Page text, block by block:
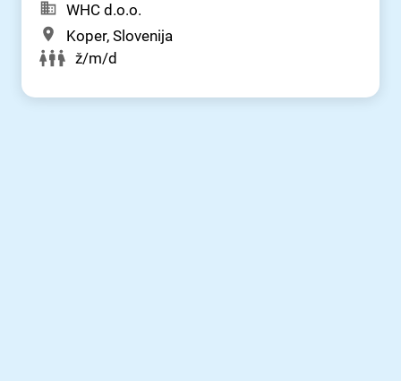
WHC d.o.o.
Koper, Slovenija
ž/m/d